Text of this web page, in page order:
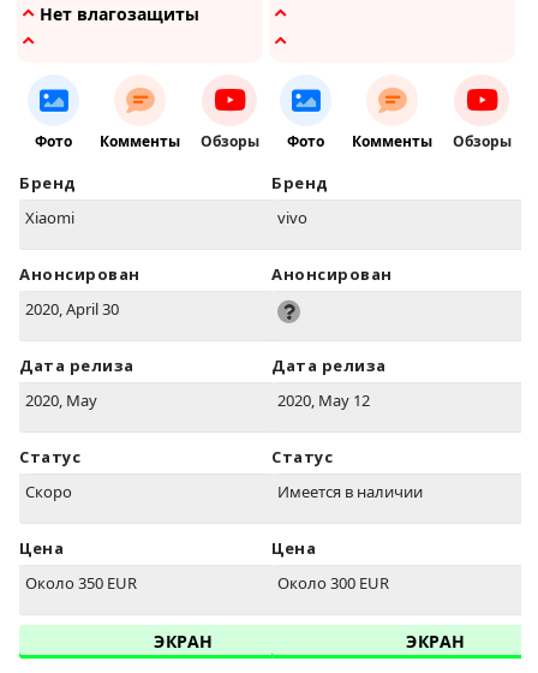
Нет влагозащиты
Фото Комменты Обзоры
Бренд
Xiaomi
Анонсирован
2020, April 30
Дата релиза
2020, May
Статус
Скоро
Цена
Около 350 EUR
ЭКРАН
Фото Комменты Обзоры
Бренд
vivo
Анонсирован
Дата релиза
2020, May 12
Статус
Имеется в наличии
Цена
Около 300 EUR
ЭКРАН